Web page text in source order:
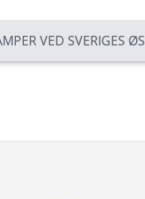
VED SVERIGES